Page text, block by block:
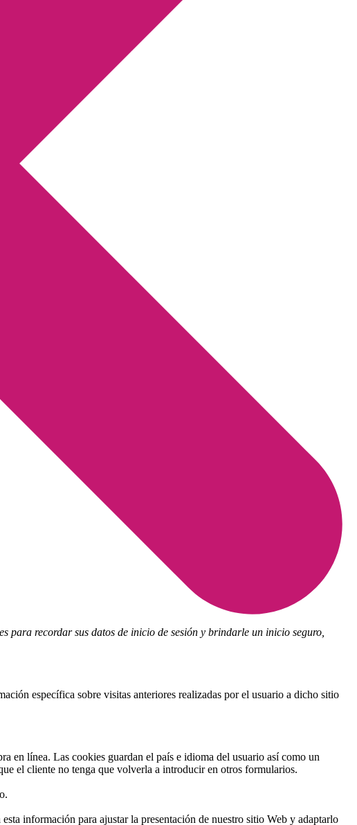
para recordar sus datos de inicio de sesión y brindarle un inicio seguro,
específica sobre visitas anteriores realizadas por el usuario a dicho sitio
en línea. Las cookies guardan el país e idioma del usuario así como un
el cliente no tenga que volverla a introducir en otros formularios.
información para ajustar la presentación de nuestro sitio Web y adaptarlo